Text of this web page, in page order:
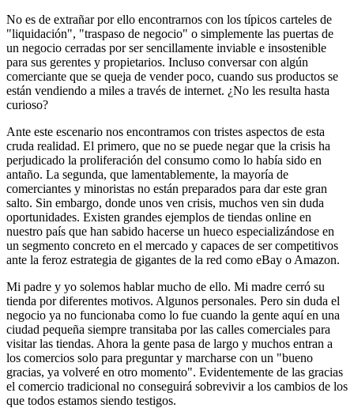
No es de extrañar por ello encontrarnos con los típicos carteles de
"liquidación", "traspaso de negocio" o simplemente las puertas de
un negocio cerradas por ser sencillamente inviable e insostenible
para sus gerentes y propietarios. Incluso conversar con algún
comerciante que se queja de vender poco, cuando sus productos se
están vendiendo a miles a través de internet. ¿No les resulta hasta
curioso?
Ante este escenario nos encontramos con tristes aspectos de esta
cruda realidad. El primero, que no se puede negar que la crisis ha
perjudicado la proliferación del consumo como lo había sido en
antaño. La segunda, que lamentablemente, la mayoría de
comerciantes y minoristas no están preparados para dar este gran
salto. Sin embargo, donde unos ven crisis, muchos ven sin duda
oportunidades. Existen grandes ejemplos de tiendas online en
nuestro país que han sabido hacerse un hueco especializándose en
un segmento concreto en el mercado y capaces de ser competitivos
ante la feroz estrategia de gigantes de la red como eBay o Amazon.
Mi padre y yo solemos hablar mucho de ello. Mi madre cerró su
tienda por diferentes motivos. Algunos personales. Pero sin duda el
negocio ya no funcionaba como lo fue cuando la gente aquí en una
ciudad pequeña siempre transitaba por las calles comerciales para
visitar las tiendas. Ahora la gente pasa de largo y muchos entran a
los comercios solo para preguntar y marcharse con un "bueno
gracias, ya volveré en otro momento". Evidentemente de las gracias
el comercio tradicional no conseguirá sobrevivir a los cambios de los
que todos estamos siendo testigos.